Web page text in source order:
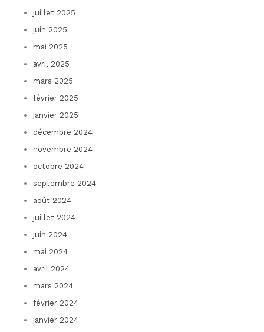
juillet 2025
juin 2025
mai 2025
avril 2025
mars 2025
février 2025
janvier 2025
décembre 2024
novembre 2024
octobre 2024
septembre 2024
août 2024
juillet 2024
juin 2024
mai 2024
avril 2024
mars 2024
février 2024
janvier 2024